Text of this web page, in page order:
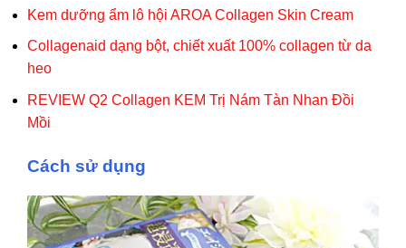
Kem dưỡng ẩm lô hội AROA Collagen Skin Cream
Collagenaid dạng bột, chiết xuất 100% collagen từ da
heo
REVIEW Q2 Collagen KEM Trị Nám Tàn Nhan Đồi
Mồi
Cách sử dụng